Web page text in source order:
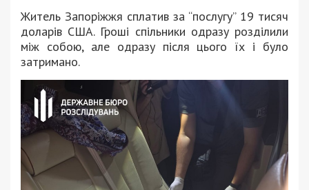
Житель Запоріжжя сплатив за “послугу” 19 тисяч
доларів США. Гроші спільники одразу розділили
між собою, але одразу після цього їх і було
затримано.